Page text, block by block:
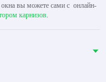
вы можете сами с онлайн-
карнизов.